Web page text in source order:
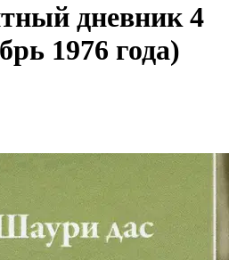
дневник 4
1976 года)